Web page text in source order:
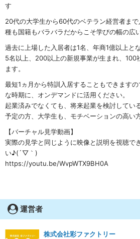
す
20代の大学生から60代のベテラン経営者ま
種も国籍もバラバラだからこそ学びの幅の広
過去に上場した入居者は1名、年商1億以上と
5名以上、200以上の新規事業が生まれ、100
ます。
最短1ヵ月から特訓入居することもできます
な時期に、オンデマンドに活用ください。
起業済みでなくても、将来起業を検討してい
予定の方、大学生も、モチベーションの高い
【バーチャル見学動画】
実際の見学と同じように映像と説明を視聴で
い♪(´▽｀)
https://youtu.be/WvpWTX9BH0A
運営者
株式会社彩ファクトリー